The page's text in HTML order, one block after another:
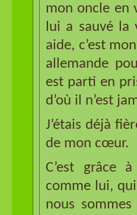
mon oncle en
lui a sauvé la
aide, c’est
allemande
est parti en
d’où il n’est
J’étais déjà
de mon cœur.
C’est grâce
comme lui,
nous